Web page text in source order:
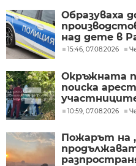
Образуваха
над дете в
15:46, 07.08.2026
Окръжната
поиска
разбитата
10:59, 07.08.2026
Пожарът на